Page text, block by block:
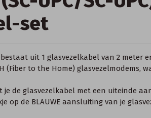
set
bestaat uit 1 glasvezelkabel van 2 meter
(Fiber to the Home) glasvezelmodems,
je de glasvezelkabel met een uiteinde
op de BLAUWE aansluiting van je